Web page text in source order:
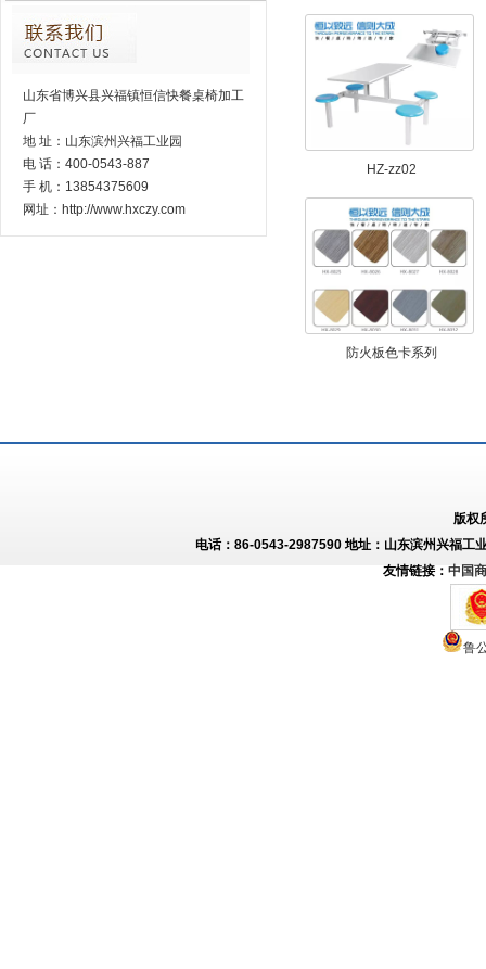
山东省博兴县兴福镇恒信快餐桌椅加工
厂
地 址：山东滨州兴福工业园
电 话：400-0543-887
手 机：13854375609
网址：http://www.hxczy.com
HZ-zz02
防火板色卡系列
版权
电话：86-0543-2987590 地址：山东滨州兴福工
友情链接： 中国
鲁